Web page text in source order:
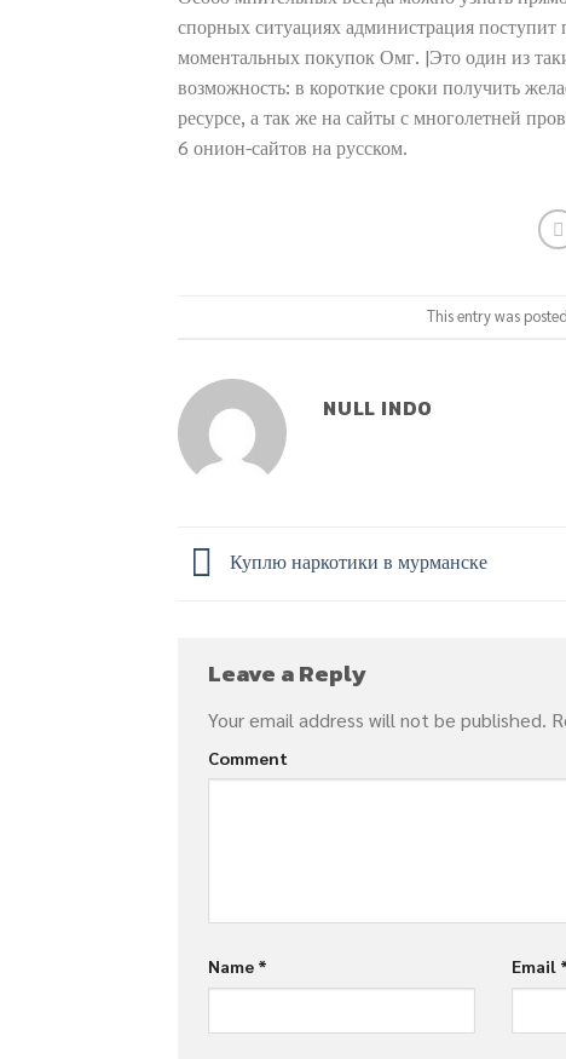
спорных ситуациях администрация поступит
моментальных покупок Омг. |Это один из
возможность: в короткие сроки получить
ресурсе, а так же на сайты с многолетней
6 онион-сайтов на русском.
This entry was
NULL INDO
Куплю наркотики в мурманске
Leave a Reply
Your email address will not be published.
Comment
Name * Email